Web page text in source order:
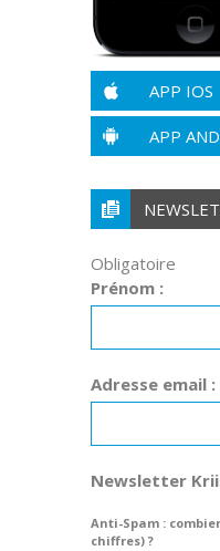
APP IOS
APP
Obligatoire
Prénom :
Adresse email :
Newsletter
Anti-Spam :
chiffres) ?